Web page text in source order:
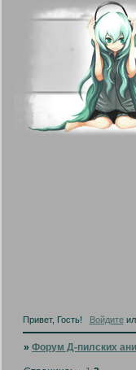
Привет, Гость! Войдите
»Форум Д-пилских